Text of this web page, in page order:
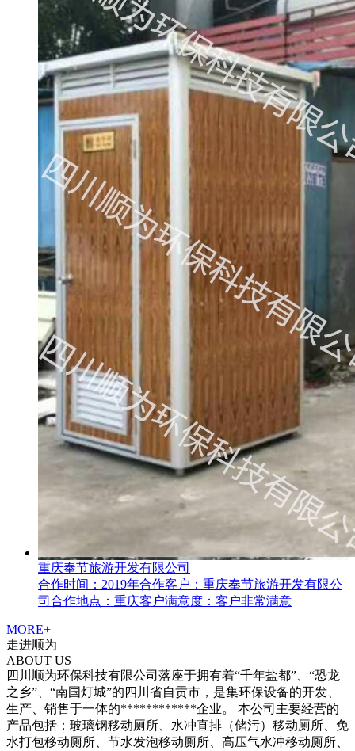
重庆奉节旅游开发有限公司
合作时间：2019年合作客户：重庆奉节旅游开发有限公
司合作地点：重庆客户满意度：客户非常满意
MORE+
走进顺为
ABOUT US
四川顺为环保科技有限公司落座于拥有着“千年盐都”、“恐龙
之乡”、“南国灯城”的四川省自贡市，是集环保设备的开发、
生产、销售于一体的************企业。 本公司主要经营的
产品包括：玻璃钢移动厕所、水冲直排（储污）移动厕所、免
水打包移动厕所、节水发泡移动厕所、高压气水冲移动厕所、